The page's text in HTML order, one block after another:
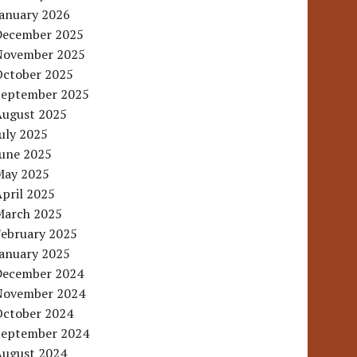
2026
2025
2025
2025
2025
2025
2025
2025
2025
2025
2025
2025
2025
2024
2024
2024
2024
2024